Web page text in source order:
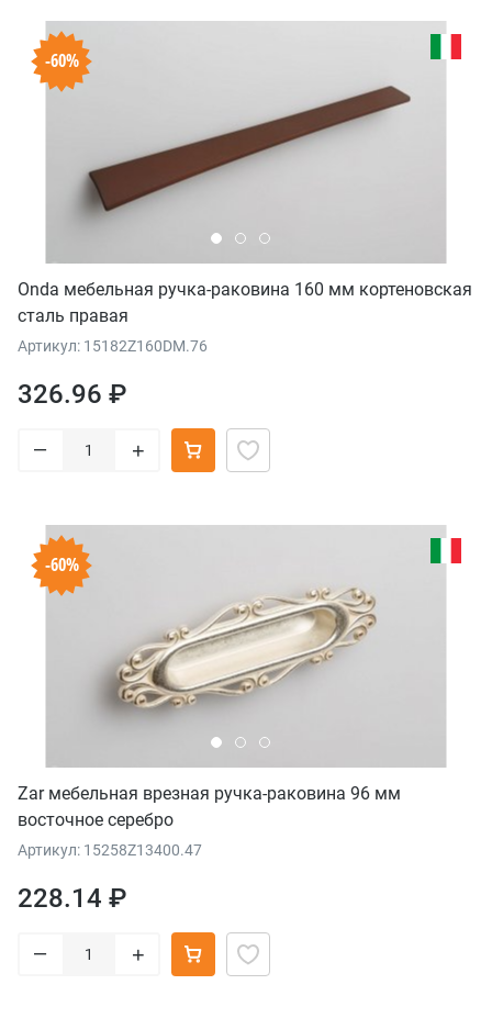
-60%
Onda мебельная ручка-раковина 160 мм кортеновская
сталь правая
Артикул: 15182Z160DM.76
326.96 ₽
– +
-60%
Zar мебельная врезная ручка-раковина 96 мм
восточное серебро
Артикул: 15258Z13400.47
228.14 ₽
– +